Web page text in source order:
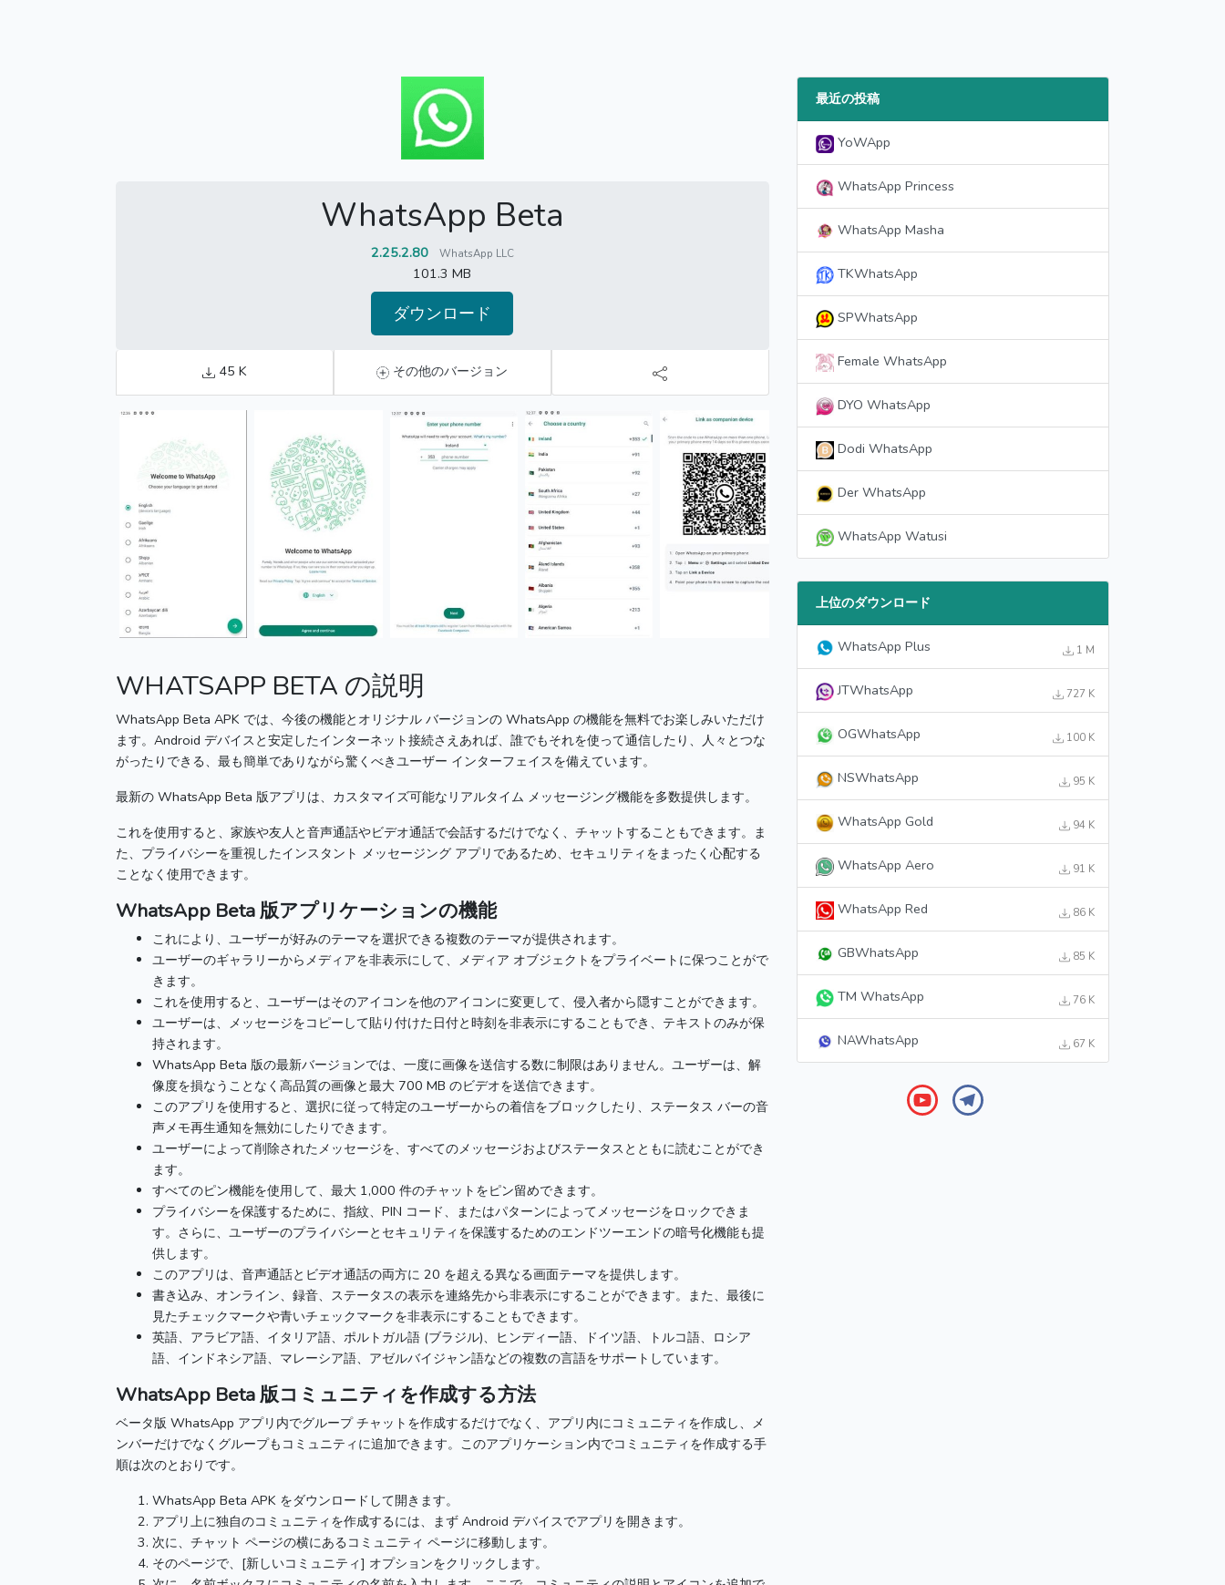
WhatsApp Beta
2.25.2.80 WhatsApp LLC
101.3 MB
ダウンロード
45 K その他のバージョン
WHATSAPP BETA の説明
WhatsApp Beta APK では、今後の機能とオリジナル バージョンの WhatsApp の機能を無料でお楽しみいただけ
ます。 Android デバイスと安定したインターネット接続さえあれば、誰でもそれを使って通信したり、人々とつな
がったりできる、最も簡単でありながら驚くべきユーザー インターフェイスを備えています。
最新の WhatsApp Beta 版アプリは、カスタマイズ可能なリアルタイム メッセージング機能を多数提供します。
これを使用すると、家族や友人と音声通話やビデオ通話で会話するだけでなく、チャットすることもできます。 ま
た、プライバシーを重視したインスタント メッセージング アプリであるため、セキュリティをまったく心配する
ことなく使用できます。
WhatsApp Beta版アプリケーションの機能
これにより、ユーザーが好みのテーマを選択できる複数のテーマが提供されます。
ユーザーのギャラリーからメディアを非表示にして、メディア オブジェクトをプライベートに保つことがで
きます。
これを使用すると、ユーザーはそのアイコンを他のアイコンに変更して、侵入者から隠すことができます。
ユーザーは、メッセージをコピーして貼り付けた日付と時刻を非表示にすることもでき、テキストのみが保
持されます。
WhatsApp Beta 版の最新バージョンでは、一度に画像を送信する数に制限はありません。 ユーザーは、解
像度を損なうことなく高品質の画像と最大 700 MB のビデオを送信できます。
このアプリを使用すると、選択に従って特定のユーザーからの着信をブロックしたり、ステータス バーの音
声メモ再生通知を無効にしたりできます。
ユーザーによって削除されたメッセージを、すべてのメッセージおよびステータスとともに読むことができ
ます。
すべてのピン機能を使用して、最大 1,000 件のチャットをピン留めできます。
プライバシーを保護するために、指紋、PIN コード、またはパターンによってメッセージをロックできま
す。 さらに、ユーザーのプライバシーとセキュリティを保護するためのエンドツーエンドの暗号化機能も提
供します。
このアプリは、音声通話とビデオ通話の両方に 20 を超える異なる画面テーマを提供します。
書き込み、オンライン、録音、ステータスの表示を連絡先から非表示にすることができます。 また、最後に
見たチェックマークや青いチェックマークを非表示にすることもできます。
英語、アラビア語、イタリア語、ポルトガル語 (ブラジル)、ヒンディー語、ドイツ語、トルコ語、ロシア
語、インドネシア語、マレーシア語、アゼルバイジャン語などの複数の言語をサポートしています。
WhatsApp Beta版コミュニティを作成する方法
ベータ版 WhatsApp アプリ内でグループ チャットを作成するだけでなく、アプリ内にコミュニティを作成し、メ
ンバーだけでなくグループもコミュニティに追加できます。 このアプリケーション内でコミュニティを作成する手
順は次のとおりです。
WhatsApp Beta APK をダウンロードして開きます。
アプリ上に独自のコミュニティを作成するには、まず Android デバイスでアプリを開きます。
次に、チャット ページの横にあるコミュニティ ページに移動します。
そのページで、[新しいコミュニティ] オプションをクリックします。
最近の投稿
YoWApp
WhatsApp Princess
WhatsApp Masha
TKWhatsApp
SPWhatsApp
Female WhatsApp
DYO WhatsApp
Dodi WhatsApp
Der WhatsApp
WhatsApp Watusi
上位のダウンロード
WhatsApp Plus 1 M
JTWhatsApp 727 K
OGWhatsApp 100 K
NSWhatsApp 95 K
WhatsApp Gold 94 K
WhatsApp Aero 91 K
WhatsApp Red 86 K
GBWhatsApp 85 K
TM WhatsApp 76 K
NAWhatsApp 67 K